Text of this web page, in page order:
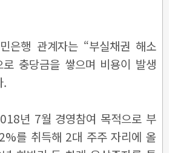
은행 관계자는 “부실채권 해소
충당금을 쌓으며 비용이 발생
.
년 7월 경영참여 목적으로 부
를 취득해 2대 주주 자리에 올